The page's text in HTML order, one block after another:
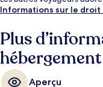
Informations sur le
Plus
hébergement
Aperçu